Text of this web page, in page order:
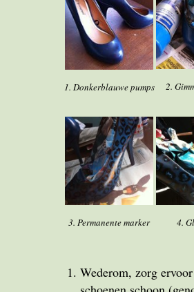
1. Donkerblauwe pumps 2.
3. Permanente marker 4.
Wederom, zorg